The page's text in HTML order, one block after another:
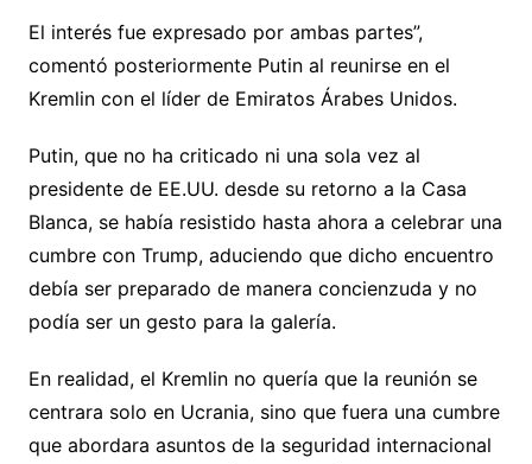
El interés fue expresado por ambas partes”,
comentó posteriormente Putin al reunirse en el
Kremlin con el líder de Emiratos Árabes Unidos.
Putin, que no ha criticado ni una sola vez al
presidente de EE.UU. desde su retorno a la Casa
Blanca, se había resistido hasta ahora a celebrar una
cumbre con Trump, aduciendo que dicho encuentro
debía ser preparado de manera concienzuda y no
podía ser un gesto para la galería.
En realidad, el Kremlin no quería que la reunión se
centrara solo en Ucrania, sino que fuera una cumbre
que abordara asuntos de la seguridad internacional